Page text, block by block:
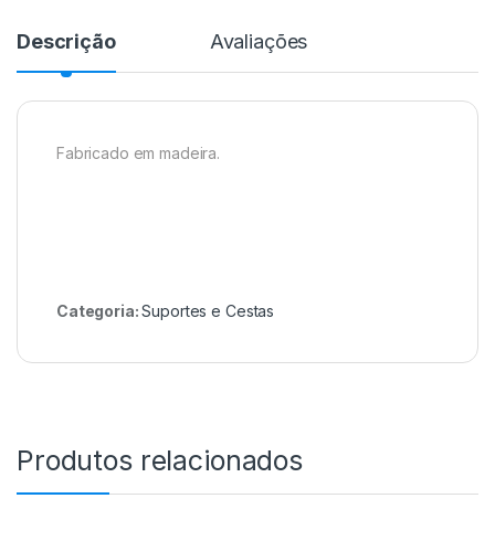
Descrição Avaliações
Fabricado em madeira.
Categoria:Suportes e Cestas
Produtos relacionados